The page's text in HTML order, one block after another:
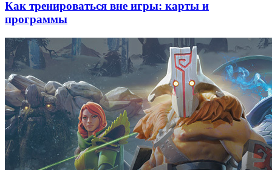
Как тренироваться вне игры: карты и
программы